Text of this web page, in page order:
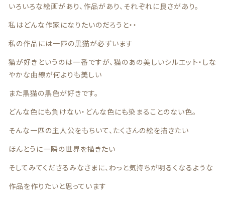
いろいろな絵画があり、作品があり、それぞれに良さがあり。
私はどんな作家になりたいのだろうと・・
私の作品には一匹の黒猫が必ずいます
猫が好きというのは一番ですが、猫のあの美しいシルエット・しな
やかな曲線が何よりも美しい
また黒猫の黒色が好きです。
どんな色にも負けない・どんな色にも染まることのない色。
そんな一匹の主人公をもちいて、たくさんの絵を描きたい
ほんとうに一瞬の世界を描きたい
そしてみてくださるみなさまに、わっと気持ちが明るくなるような
作品を作りたいと思っています
カテゴリー一覧
ランキング